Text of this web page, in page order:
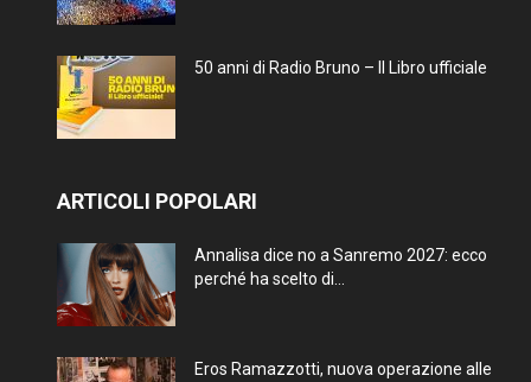
50 anni di Radio Bruno – Il Libro ufficiale
ARTICOLI POPOLARI
Annalisa dice no a Sanremo 2027: ecco
perché ha scelto di...
Eros Ramazzotti, nuova operazione alle